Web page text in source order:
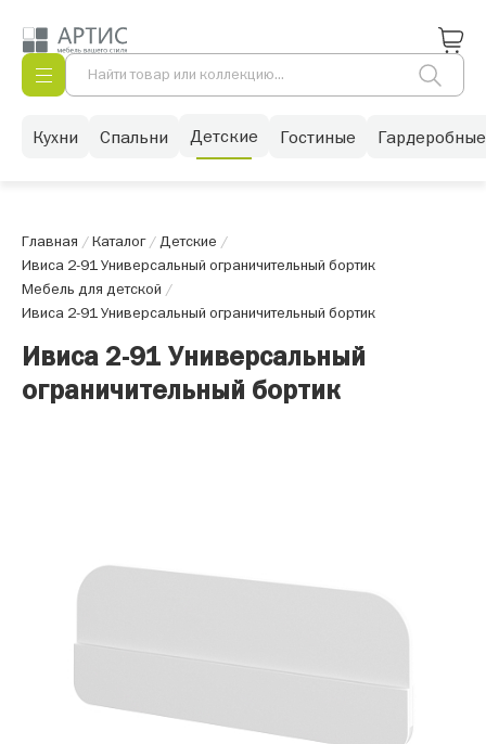
Кухни Спальни Детские Гостиные Гардеробные
Главная /Каталог/Детские /
Ивиса 2-91 Универсальный ограничительный бортик
Мебель для детской /
Ивиса 2-91 Универсальный ограничительный бортик
Ивиса 2-91 Универсальный
ограничительный бортик